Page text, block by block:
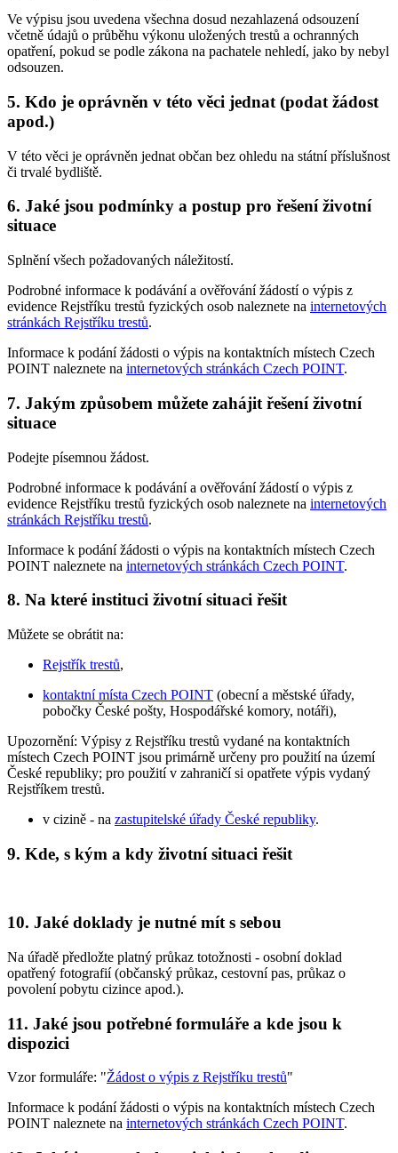
Ve výpisu jsou uvedena všechna dosud nezahlazená odsouzení
včetně údajů o průběhu výkonu uložených trestů a ochranných
opatření, pokud se podle zákona na pachatele nehledí, jako by nebyl
odsouzen.
5. Kdo je oprávněn v této věci jednat (podat žádost
apod.)
V této věci je oprávněn jednat občan bez ohledu na státní příslušnost
či trvalé bydliště.
6. Jaké jsou podmínky a postup pro řešení životní
situace
Splnění všech požadovaných náležitostí.
Podrobné informace k podávání a ověřování žádostí o výpis z
evidence Rejstříku trestů fyzických osob naleznete na internetových
stránkách Rejstříku trestů.
Informace k podání žádosti o výpis na kontaktních místech Czech
POINT naleznete na internetových stránkách Czech POINT.
7. Jakým způsobem můžete zahájit řešení životní
situace
Podejte písemnou žádost.
Podrobné informace k podávání a ověřování žádostí o výpis z
evidence Rejstříku trestů fyzických osob naleznete na internetových
stránkách Rejstříku trestů.
Informace k podání žádosti o výpis na kontaktních místech Czech
POINT naleznete na internetových stránkách Czech POINT.
8. Na které instituci životní situaci řešit
Můžete se obrátit na:
Rejstřík trestů,
kontaktní místa Czech POINT (obecní a městské úřady,
pobočky České pošty, Hospodářské komory, notáři),
Upozornění: Výpisy z Rejstříku trestů vydané na kontaktních
místech Czech POINT jsou primárně určeny pro použití na území
České republiky; pro použití v zahraničí si opatřete výpis vydaný
Rejstříkem trestů.
v cizině - na zastupitelské úřady České republiky.
9. Kde, s kým a kdy životní situaci řešit
10. Jaké doklady je nutné mít s sebou
Na úřadě předložte platný průkaz totožnosti - osobní doklad
opatřený fotografií (občanský průkaz, cestovní pas, průkaz o
povolení pobytu cizince apod.).
11. Jaké jsou potřebné formuláře a kde jsou k
dispozici
Vzor formuláře: "Žádost o výpis z Rejstříku trestů"
Informace k podání žádosti o výpis na kontaktních místech Czech
POINT naleznete na internetových stránkách Czech POINT.